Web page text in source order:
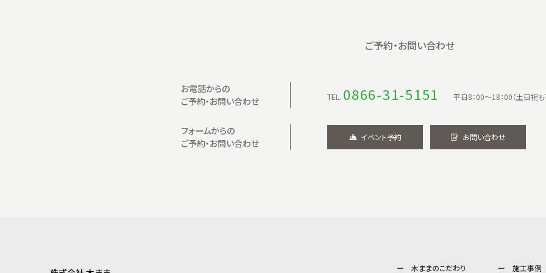
ご予約・お問い合わせ
お電話からの
ご予約・お問い合わせ
TEL. 0866-31-5151 平日8：00〜18：00（土日祝も
フォームからの
ご予約・お問い合わせ
イベント予約 お問い合わせ
木ままのこだわり 施工事例